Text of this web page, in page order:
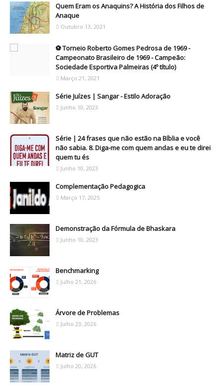
Quem Eram os Anaquins? A História dos Filhos de
Anaque
Outubro 13, 2021
⚽ Torneio Roberto Gomes Pedrosa de 1969 -
Campeonato Brasileiro de 1969 - Campeão:
Sociedade Esportiva Palmeiras (4º título)
Março 21, 2021
Série Juízes | Sangar - Estilo Adoração
Junho 10, 2023
Série | 24 frases que não estão na Bíblia e você
não sabia. 8. Diga-me com quem andas e eu te direi
quem tu és
Junho 10, 2023
Complementação Pedagogica
Março 17, 2025
Demonstração da Fórmula de Bhaskara
Junho 10, 2023
Benchmarking
Julho 21, 2026
Árvore de Problemas
Julho 23, 2026
Matriz de GUT
Julho 20, 2026